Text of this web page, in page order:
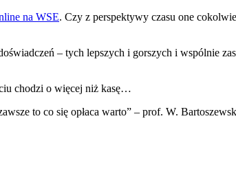
na WSE. Czy z perspektywy czasu one
– tych lepszych i gorszych i wspólnie
chodzi o więcej niż kasę…
to co się opłaca warto” – prof. W.